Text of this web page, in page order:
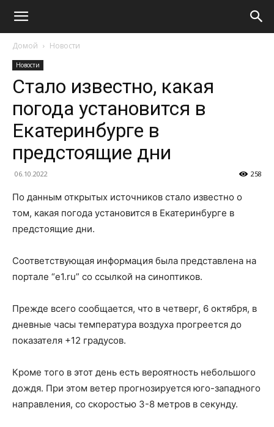
Домой Новости
Новости
Стало известно, какая
погода установится в
Екатеринбурге в
предстоящие дни
06.10.2022 258
По данным открытых источников стало известно о
том, какая погода установится в Екатеринбурге в
предстоящие дни.
Соответствующая информация была представлена на
портале “e1.ru” со ссылкой на синоптиков.
Прежде всего сообщается, что в четверг, 6 октября, в
дневные часы температура воздуха прогреется до
показателя +12 градусов.
Кроме того в этот день есть вероятность небольшого
дождя. При этом ветер прогнозируется юго-западного
направления, со скоростью 3-8 метров в секунду.